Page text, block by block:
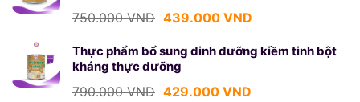
750.000VND Giá
là:
750.000 VND.
439.000 VNDGiá
tại
Thực phẩm bổ sung dinh dưỡng kiềm tinh bột
kháng thực dưỡng
790.000VND Giá
429.000 VNDGiá